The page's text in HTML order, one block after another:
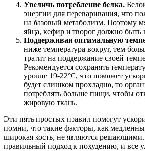
Увеличь потребление белка.
энергии для переваривания, что
на базовый метаболизм. Поэтому
яйца, кефир и творог должно быть
Поддерживай оптимальную
ниже температура вокруг, тем
тратит на поддержание своей
Рекомендуется сохранять
уровне 19-22°C, что поможет
будет слишком прохладно, то
потреблять больше пищи, чтобы
жировую ткань.
Эти пять простых правил помогут
помни, что такие факторы, как
широкая кость, не являются решающими.
правильный подход к похудению, и все